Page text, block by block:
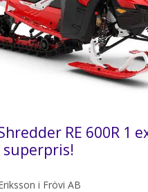
RE 600R 1
i Frövi AB